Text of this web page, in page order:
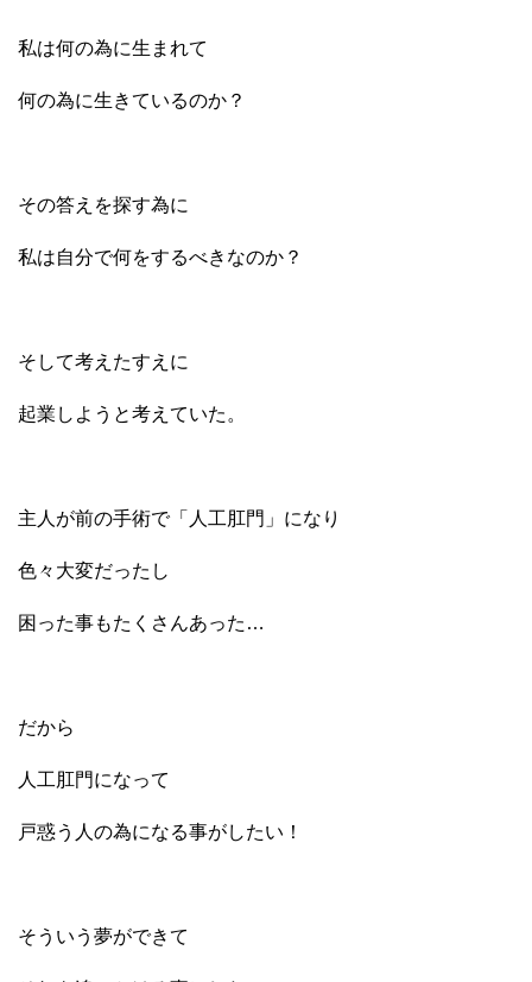
私は何の為に生まれて
何の為に生きているのか？
その答えを探す為に
私は自分で何をするべきなのか？
そして考えたすえに
起業しようと考えていた。
主人が前の手術で「人工肛門」になり
色々大変だったし
困った事もたくさんあった…
だから
人工肛門になって
戸惑う人の為になる事がしたい！
そういう夢ができて